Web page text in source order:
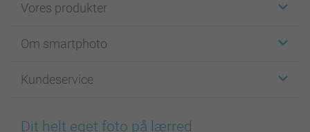
Vores produkter
Fotokort
Fotobøger
Billeder, Plakater & Fotohæfter
Om smartphoto
For affiliate
Cookie Policy
Kundeservice
100% tilfredshedsgaranti
Dit helt eget foto på lærred